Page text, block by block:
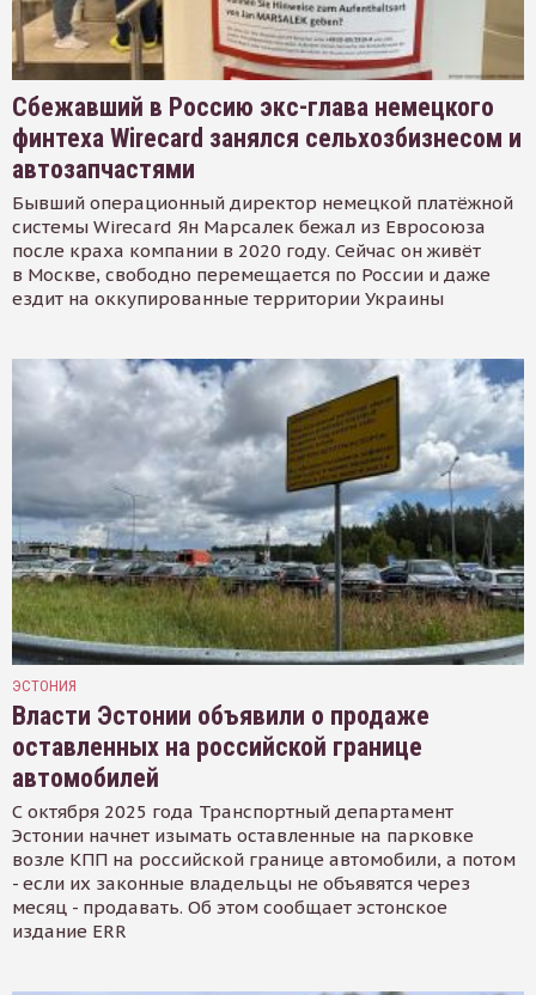
Сбежавший в Россию экс-глава немецкого
финтеха Wirecard занялся сельхозбизнесом и
автозапчастями
Бывший операционный директор немецкой платёжной
системы Wirecard Ян Марсалек бежал из Евросоюза
после краха компании в 2020 году. Сейчас он живёт
в Москве, свободно перемещается по России и даже
ездит на оккупированные территории Украины
ЭСТОНИЯ
Власти Эстонии объявили о продаже
оставленных на российской границе
автомобилей
С октября 2025 года Транспортный департамент
Эстонии начнет изымать оставленные на парковке
возле КПП на российской границе автомобили, а потом
- если их законные владельцы не объявятся через
месяц - продавать. Об этом сообщает эстонское
издание ERR